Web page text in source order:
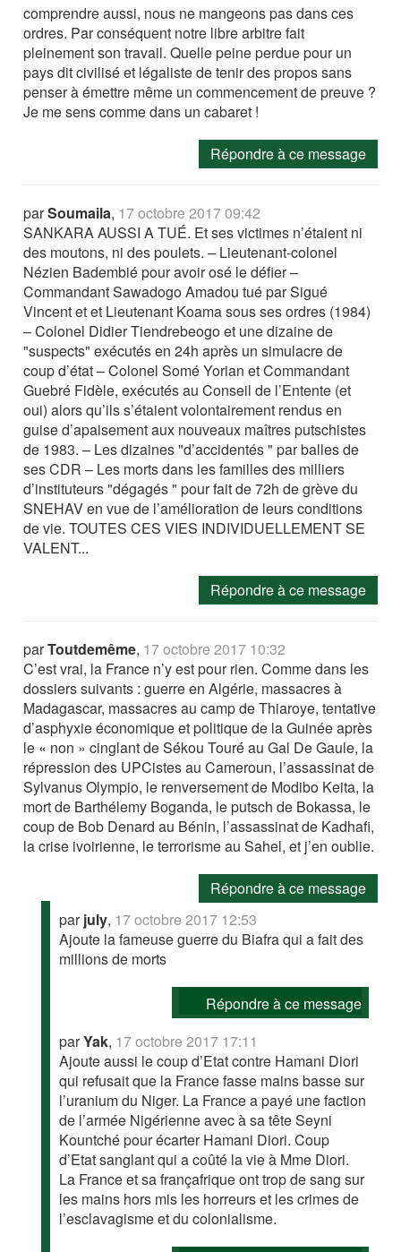
comprendre aussi, nous ne mangeons pas dans ces
ordres. Par conséquent notre libre arbitre fait
pleinement son travail. Quelle peine perdue pour un
pays dit civilisé et légaliste de tenir des propos sans
penser à émettre même un commencement de preuve ?
Je me sens comme dans un cabaret !
Répondre à ce message
parSoumaila, 17 octobre 2017 09:42
SANKARA AUSSI A TUÉ. Et ses victimes n’étaient ni
des moutons, ni des poulets. – Lieutenant-colonel
Nézien Badembié pour avoir osé le défier –
Commandant Sawadogo Amadou tué par Sigué
Vincent et et Lieutenant Koama sous ses ordres (1984)
– Colonel Didier Tiendrebeogo et une dizaine de
"suspects" exécutés en 24h après un simulacre de
coup d’état – Colonel Somé Yorian et Commandant
Guebré Fidèle, exécutés au Conseil de l’Entente (et
oui) alors qu’ils s’étaient volontairement rendus en
guise d’apaisement aux nouveaux maîtres putschistes
de 1983. – Les dizaines "d’accidentés " par balles de
ses CDR – Les morts dans les familles des milliers
d’instituteurs "dégagés " pour fait de 72h de grève du
SNEHAV en vue de l’amélioration de leurs conditions
de vie. TOUTES CES VIES INDIVIDUELLEMENT SE
VALENT...
Répondre à ce message
parToutdemême, 17 octobre 2017 10:32
C’est vrai, la France n’y est pour rien. Comme dans les
dossiers suivants : guerre en Algérie, massacres à
Madagascar, massacres au camp de Thiaroye, tentative
d’asphyxie économique et politique de la Guinée après
le « non » cinglant de Sékou Touré au Gal De Gaule, la
répression des UPCistes au Cameroun, l’assassinat de
Sylvanus Olympio, le renversement de Modibo Keita, la
mort de Barthélemy Boganda, le putsch de Bokassa, le
coup de Bob Denard au Bénin, l’assassinat de Kadhafi,
la crise ivoirienne, le terrorisme au Sahel, et j’en oublie.
Répondre à ce message
parjuly, 17 octobre 2017 12:53
Ajoute la fameuse guerre du Biafra qui a fait des
millions de morts
Répondre à ce message
parYak, 17 octobre 2017 17:11
Ajoute aussi le coup d’Etat contre Hamani Diori
qui refusait que la France fasse mains basse sur
l’uranium du Niger. La France a payé une faction
de l’armée Nigérienne avec à sa tête Seyni
Kountché pour écarter Hamani Diori. Coup
d’Etat sanglant qui a coûté la vie à Mme Diori.
La France et sa françafrique ont trop de sang sur
les mains hors mis les horreurs et les crimes de
l’esclavagisme et du colonialisme.